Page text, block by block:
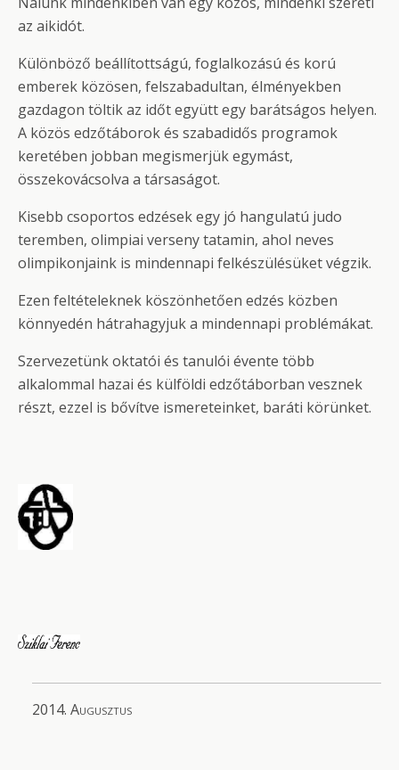
az aikidót.
Különböző beállítottságú, foglalkozású és korú
emberek közösen, felszabadultan, élményekben
gazdagon töltik az időt együtt egy barátságos helyen.
A közös edzőtáborok és szabadidős programok
keretében jobban megismerjük egymást,
összekovácsolva a társaságot.
Kisebb csoportos edzések egy jó hangulatú judo
teremben, olimpiai verseny tatamin, ahol neves
olimpikonjaink is mindennapi felkészülésüket végzik.
Ezen feltételeknek köszönhetően edzés közben
könnyedén hátrahagyjuk a mindennapi problémákat.
Szervezetünk oktatói és tanulói évente több
alkalommal hazai és külföldi edzőtáborban vesznek
részt, ezzel is bővítve ismereteinket, baráti körünket.
2014. Augusztus